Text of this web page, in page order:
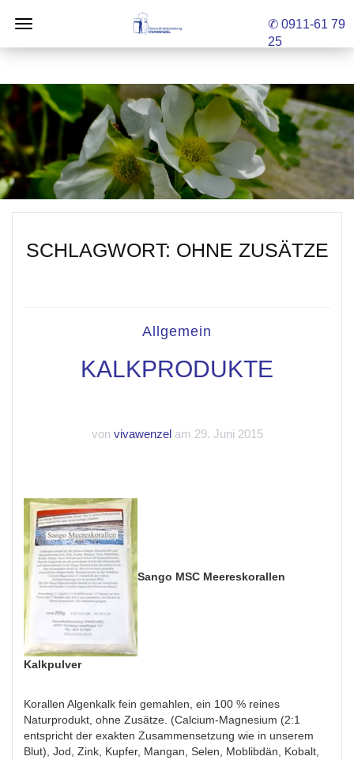
✆ 0911-61 79
25
SCHLAGWORT: OHNE ZUSÄTZE
Allgemein
KALKPRODUKTE
von vivawenzelam 29. Juni 2015
Sango MSC Meereskorallen
Kalkpulver
Korallen Algenkalk fein gemahlen, ein 100 % reines
Naturprodukt, ohne Zusätze. (Calcium-Magnesium (2:1
entspricht der exakten Zusammensetzung wie in unserem
Blut), Jod, Zink, Kupfer, Mangan, Selen, Moblibdän, Kobalt,